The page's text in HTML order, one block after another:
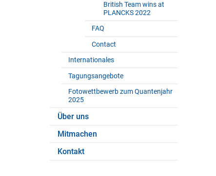
British Team wins at
PLANCKS 2022
FAQ
Contact
Internationales
Tagungsangebote
Fotowettbewerb zum Quantenjahr
2025
Über uns
Mitmachen
Kontakt